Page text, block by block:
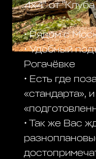
4х4" от
• Рядом с
• Удобный
Рогачёвке
• Есть где
«стандарта»,
• Так же Вас